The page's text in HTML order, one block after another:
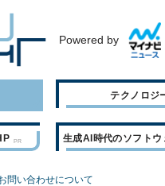
Powered by
テクノロジ
生成AI時代のソフトウ
問い合わせについて